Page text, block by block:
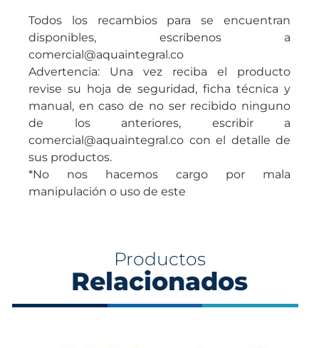
Todos los recambios para se encuentran
disponibles, escríbenos a
comercial@aquaintegral.co
Advertencia: Una vez reciba el producto
revise su hoja de seguridad, ficha técnica y
manual, en caso de no ser recibido ninguno
de los anteriores, escribir a
comercial@aquaintegral.co con el detalle de
sus productos.
*No nos hacemos cargo por mala
manipulación o uso de este
Productos
Relacionados